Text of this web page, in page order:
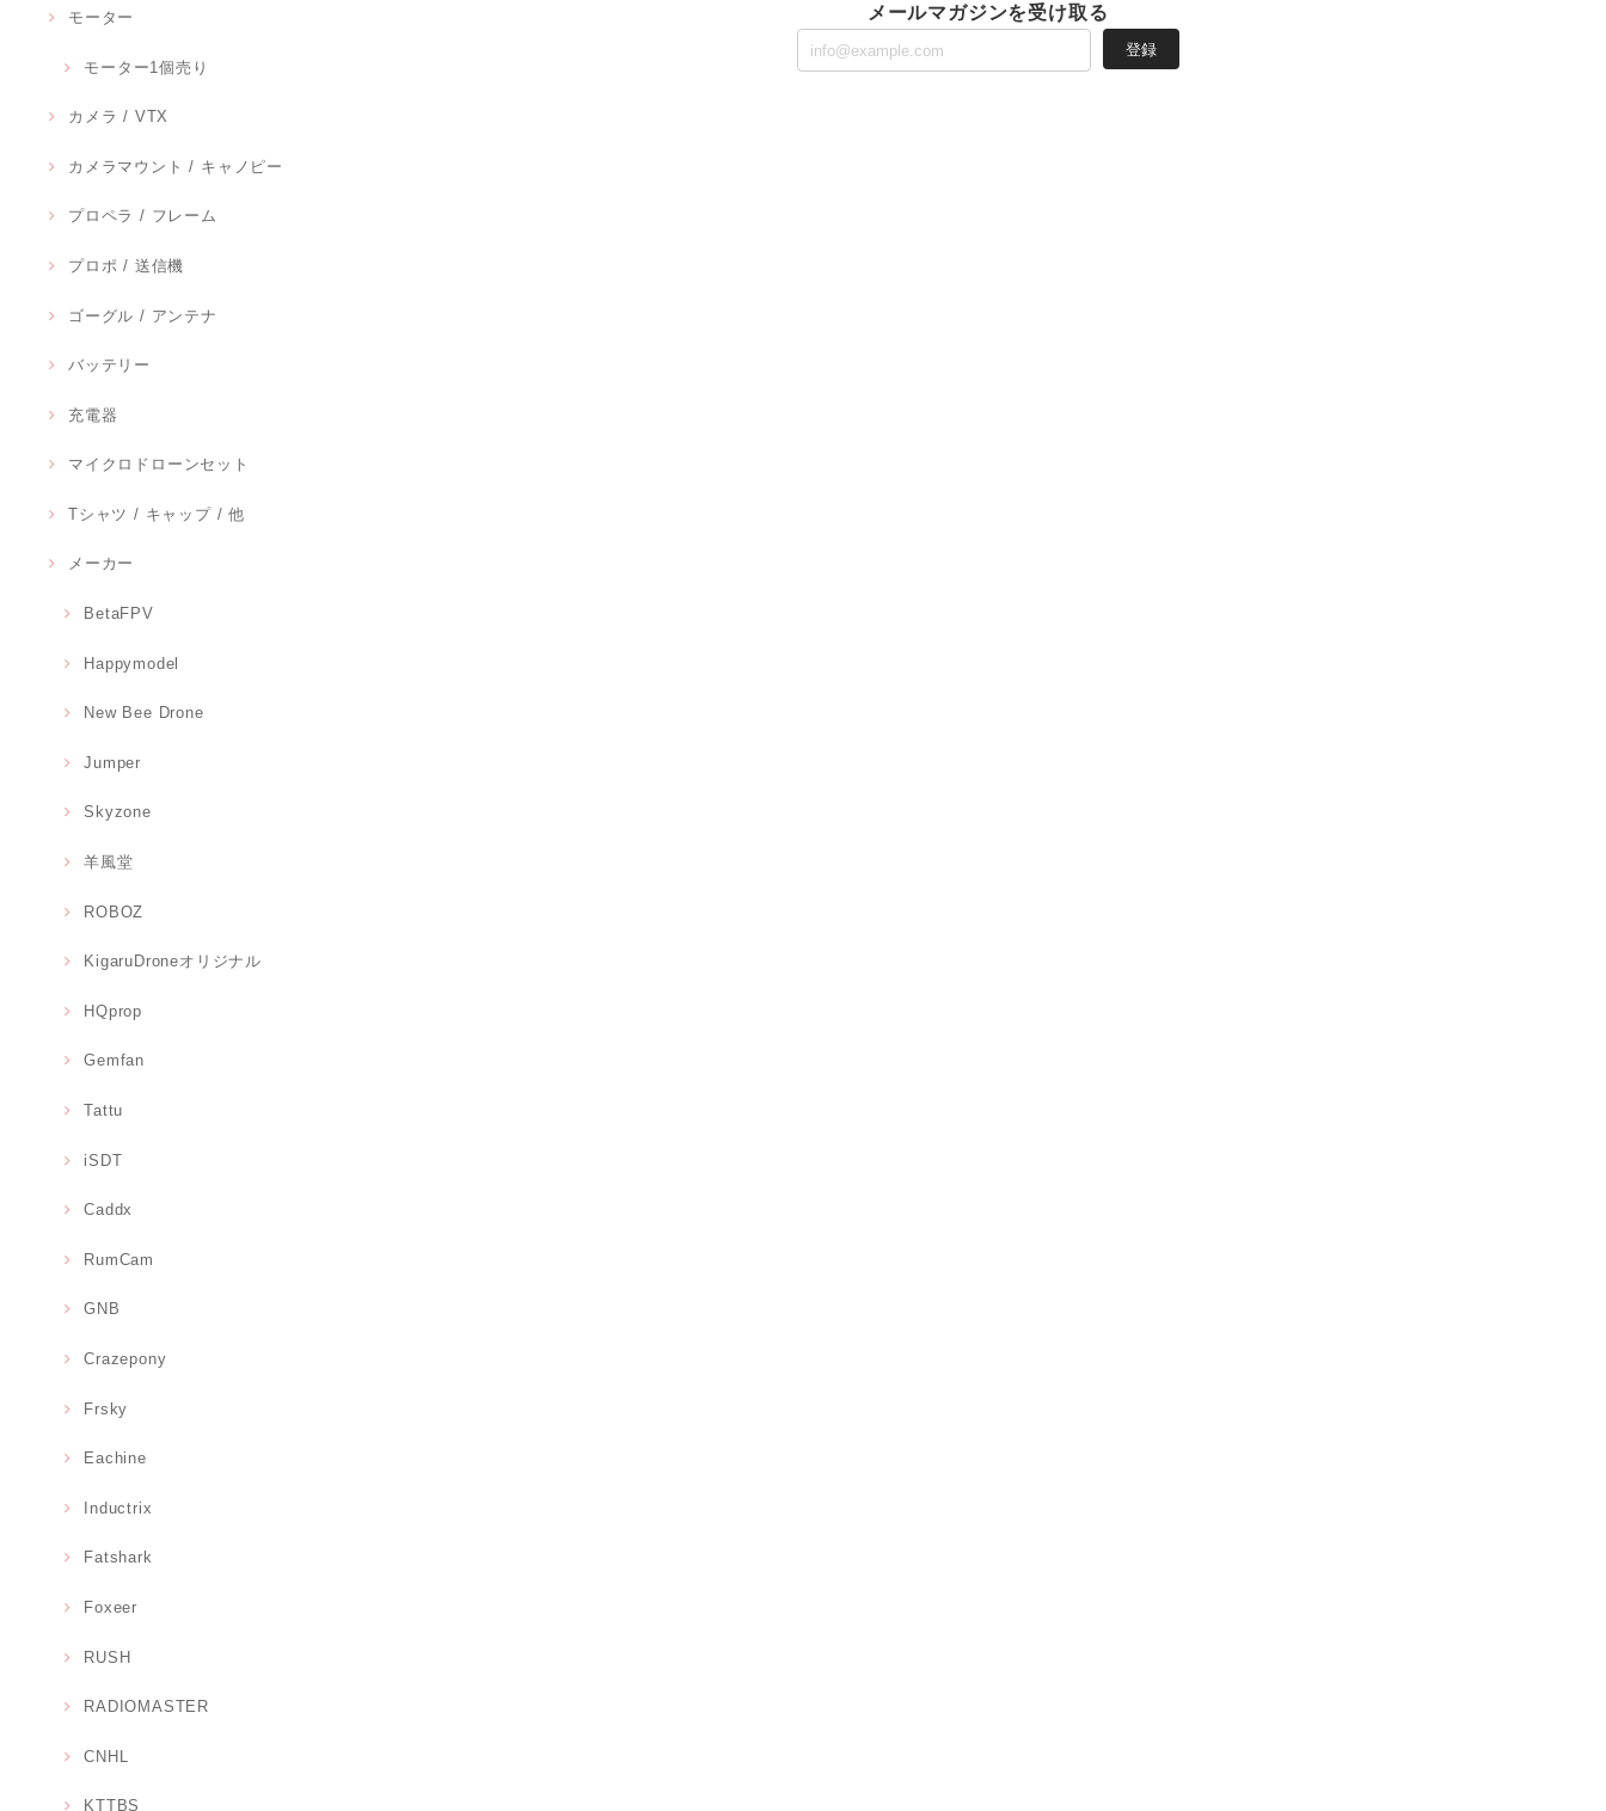
モーター
モーター1個売り
カメラ / VTX
カメラマウント / キャノピー
プロペラ / フレーム
プロポ / 送信機
ゴーグル / アンテナ
バッテリー
充電器
マイクロドローンセット
Tシャツ / キャップ / 他
メーカー
BetaFPV
Happymodel
New Bee Drone
Jumper
Skyzone
羊風堂
ROBOZ
KigaruDroneオリジナル
HQprop
Gemfan
Tattu
iSDT
Caddx
RumCam
GNB
Crazepony
Frsky
Eachine
Inductrix
Fatshark
Foxeer
RUSH
RADIOMASTER
CNHL
KTTBS
メールマガジンを受け取る
登録